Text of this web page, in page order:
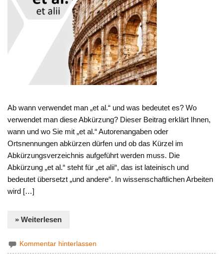
Ab wann verwendet man „et al.“ und was bedeutet es? Wo
verwendet man diese Abkürzung? Dieser Beitrag erklärt Ihnen,
wann und wo Sie mit „et al.“ Autorenangaben oder
Ortsnennungen abkürzen dürfen und ob das Kürzel im
Abkürzungsverzeichnis aufgeführt werden muss. Die
Abkürzung „et al.“ steht für „et alii“, das ist lateinisch und
bedeutet übersetzt „und andere“. In wissenschaftlichen Arbeiten
wird […]
» Weiterlesen
Kommentar hinterlassen